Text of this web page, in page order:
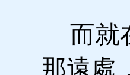
而就
那遠處